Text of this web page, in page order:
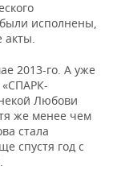
исполнены,
акты.
2013-го. А уже
«СПАРК-
Любови
же менее чем
стала
спустя год с